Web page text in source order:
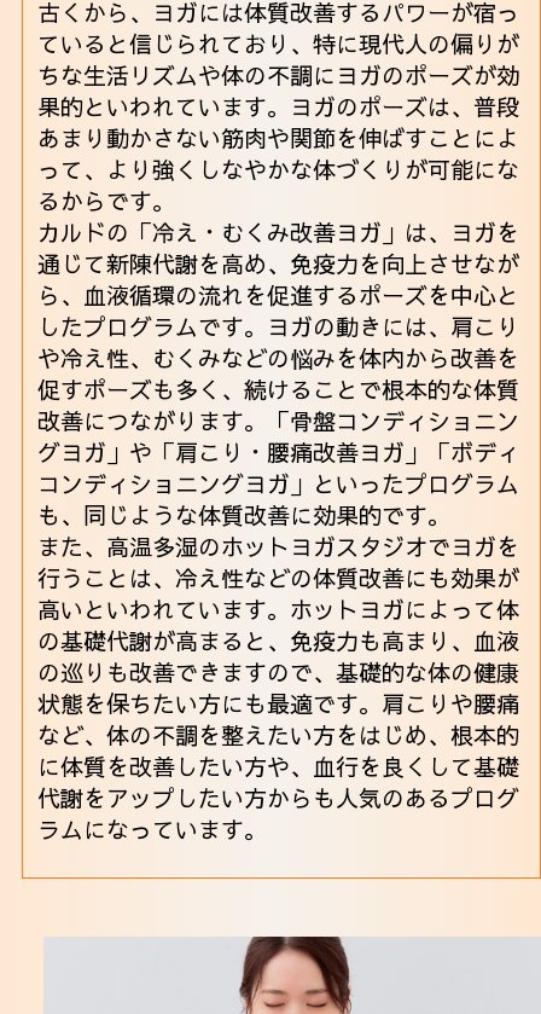
古くから、ヨガには体質改善するパワーが宿っ
ていると信じられており、特に現代人の偏りが
ちな生活リズムや体の不調にヨガのポーズが効
果的といわれています。ヨガのポーズは、普段
あまり動かさない筋肉や関節を伸ばすことによ
って、より強くしなやかな体づくりが可能にな
るからです。
カルドの「冷え・むくみ改善ヨガ」は、ヨガを
通じて新陳代謝を高め、免疫力を向上させなが
ら、血液循環の流れを促進するポーズを中心と
したプログラムです。ヨガの動きには、肩こり
や冷え性、むくみなどの悩みを体内から改善を
促すポーズも多く、続けることで根本的な体質
改善につながります。「骨盤コンディショニン
グヨガ」や「肩こり・腰痛改善ヨガ」「ボディ
コンディショニングヨガ」といったプログラム
も、同じような体質改善に効果的です。
また、高温多湿のホットヨガスタジオでヨガを
行うことは、冷え性などの体質改善にも効果が
高いといわれています。ホットヨガによって体
の基礎代謝が高まると、免疫力も高まり、血液
の巡りも改善できますので、基礎的な体の健康
状態を保ちたい方にも最適です。肩こりや腰痛
など、体の不調を整えたい方をはじめ、根本的
に体質を改善したい方や、血行を良くして基礎
代謝をアップしたい方からも人気のあるプログ
ラムになっています。